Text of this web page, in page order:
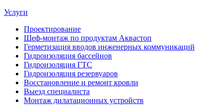
Услуги
Проектирование
Шеф-монтаж по продуктам Аквастоп
Герметизация вводов инженерных коммуникаций
Гидроизоляция бассейнов
Гидроизоляция ГТС
Гидроизоляция резервуаров
Восстановление и ремонт кровли
Выезд специалиста
Монтаж дилатационных устройств